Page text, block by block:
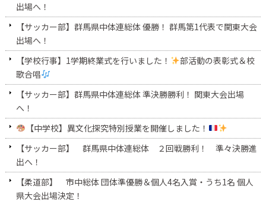
出場へ！
【サッカー部】群馬県中体連総体 優勝！ 群馬第1代表で関東大会
出場へ！
【学校行事】1学期終業式を行いました！
部活動の表彰式＆校
歌合唱
【サッカー部】群馬県中体連総体 準決勝勝利！ 関東大会出場
へ！
【中学校】異文化探究特別授業を開催しました！
【サッカー部】 群馬県中体連総体 ２回戦勝利！ 準々決勝進
出へ！
【柔道部】 市中総体 団体準優勝＆個人4名入賞・うち1名 個人
県大会出場決定！